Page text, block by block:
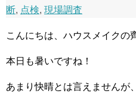
断, 点検, 現場調査
こんにちは、ハウスメイクの
本日も暑いですね！
あまり快晴とは言えませんが